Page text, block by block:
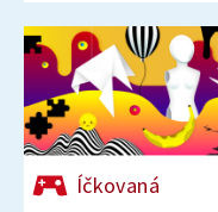
Íčkovaná